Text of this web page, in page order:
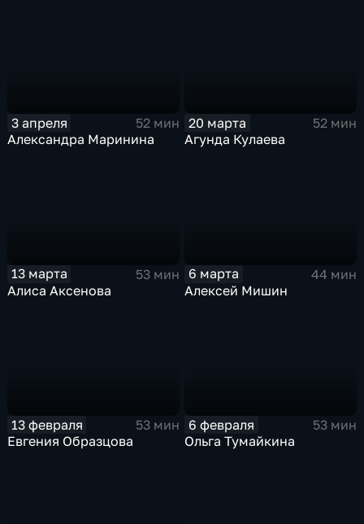
3 апреля
52 мин
Александра Маринина
20 марта
52 мин
Агунда Кулаева
13 марта
53 мин
Алиса Аксенова
6 марта
44 мин
Алексей Мишин
13 февраля
53 мин
Евгения Образцова
6 февраля
53 мин
Ольга Тумайкина